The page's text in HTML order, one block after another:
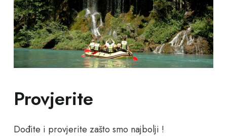
Provjerite
Dođite i provjerite zašto smo najbolji !